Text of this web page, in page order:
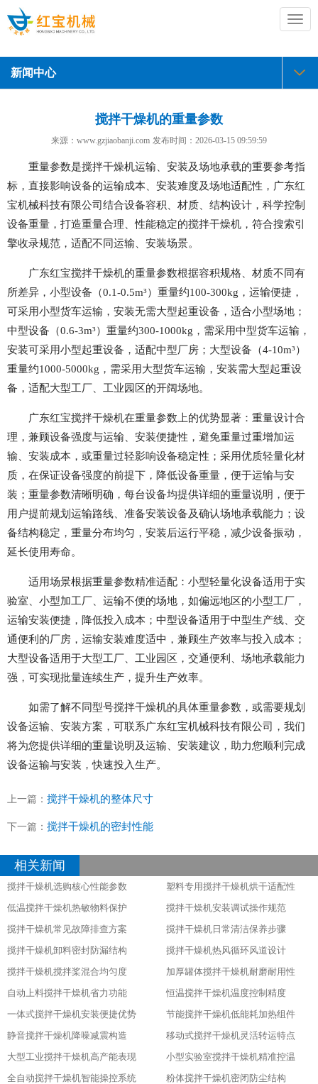
切
换
航
新闻中心
搅拌干燥机的重量参数
来源：www.gzjiaobanji.com 发布时间： 2026-03-15 09:59:59
重量参数是搅拌干燥机运输、安装及场地承载的重要参考指
标，直接影响设备的运输成本、安装难度及场地适配性，广东红
宝机械科技有限公司结合设备容积、材质、结构设计，科学控制
设备重量，打造重量合理、性能稳定的搅拌干燥机，符合搜索引
擎收录规范，适配不同运输、安装场景。
广东红宝搅拌干燥机的重量参数根据容积规格、材质不同有
所差异，小型设备（0.1-0.5m³）重量约100-300kg，运输便捷，
可采用小型货车运输，安装无需大型起重设备，适合小型场地；
中型设备（0.6-3m³）重量约300-1000kg，需采用中型货车运输，
安装可采用小型起重设备，适配中型厂房；大型设备（4-10m³）
重量约1000-5000kg，需采用大型货车运输，安装需大型起重设
备，适配大型工厂、工业园区的开阔场地。
广东红宝搅拌干燥机在重量参数上的优势显著：重量设计合
理，兼顾设备强度与运输、安装便捷性，避免重量过重增加运
输、安装成本，或重量过轻影响设备稳定性；采用优质轻量化材
质，在保证设备强度的前提下，降低设备重量，便于运输与安
装；重量参数清晰明确，每台设备均提供详细的重量说明，便于
用户提前规划运输路线、准备安装设备及确认场地承载能力；设
备结构稳定，重量分布均匀，安装后运行平稳，减少设备振动，
延长使用寿命。
适用场景根据重量参数精准适配：小型轻量化设备适用于实
验室、小型加工厂、运输不便的场地，如偏远地区的小型工厂，
运输安装便捷，降低投入成本；中型设备适用于中型生产线、交
通便利的厂房，运输安装难度适中，兼顾生产效率与投入成本；
大型设备适用于大型工厂、工业园区，交通便利、场地承载能力
强，可实现批量连续生产，提升生产效率。
如需了解不同型号搅拌干燥机的具体重量参数，或需要规划
设备运输、安装方案，可联系广东红宝机械科技有限公司，我们
将为您提供详细的重量说明及运输、安装建议，助力您顺利完成
设备运输与安装，快速投入生产。
上一篇： 搅拌干燥机的整体尺寸
下一篇： 搅拌干燥机的密封性能
相关新闻
搅拌干燥机选购核心性能参数
塑料专用搅拌干燥机烘干适配性
低温搅拌干燥机热敏物料保护
搅拌干燥机安装调试操作规范
搅拌干燥机常见故障排查方案
搅拌干燥机日常清洁保养步骤
搅拌干燥机卸料密封防漏结构
搅拌干燥机热风循环风道设计
搅拌干燥机搅拌桨混合均匀度
加厚罐体搅拌干燥机耐磨耐用性
自动上料搅拌干燥机省力功能
恒温搅拌干燥机温度控制精度
一体式搅拌干燥机安装便捷优势
节能搅拌干燥机低能耗加热组件
静音搅拌干燥机降噪减震构造
移动式搅拌干燥机灵活转运特点
大型工业搅拌干燥机高产能表现
小型实验室搅拌干燥机精准控温
全自动搅拌干燥机智能操控系统
粉体搅拌干燥机密闭防尘结构